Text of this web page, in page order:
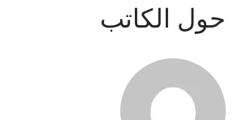
حول الكاتب